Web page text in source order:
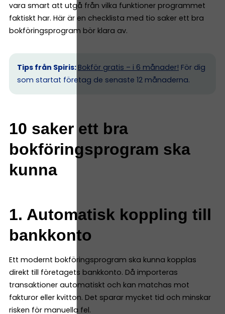
vara smart att utgå från vilka funktioner programmet
faktiskt har. Här är en checklista med tio saker ett bra
bokföringsprogram bör klara av.
Tips från Spiris: Bokför gratis – i 6 månader! För dig
som startat företag de senaste 12 månaderna.
10 saker ett bra
bokföringsprogram ska
kunna
1. Automatisk koppling till
bankkonto
Ett modernt bokföringsprogram ska kunna kopplas
direkt till företagets bankkonto. Då importeras
transaktioner automatiskt och kan matchas mot
fakturor eller kvitton. Det sparar mycket tid och minskar
risken för manuella fel.